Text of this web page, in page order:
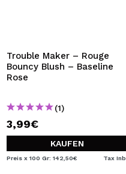
Trouble Maker – Rouge
Bouncy Blush – Baseline
Rose
(1)
3,99€
KAUFEN
Preis x 100 Gr: 142,50€ Tax Inb.